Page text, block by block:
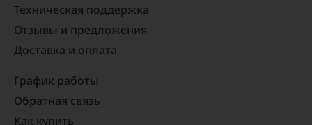
Техническая поддержка
Отзывы и предложения
Доставка и оплата
График работы
Обратная связь
Как купить